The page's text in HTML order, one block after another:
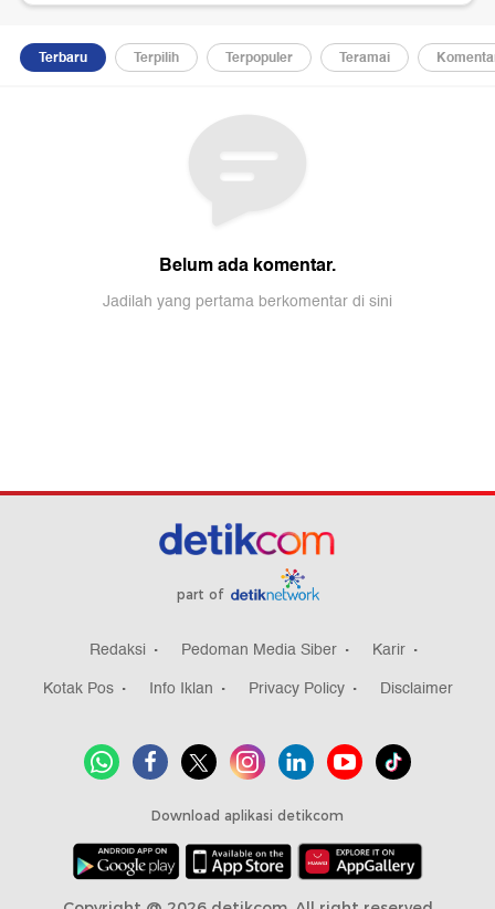
part of
Redaksi Pedoman Media Siber
Karir
Kotak Pos
Info Iklan Privacy Policy Disclaimer
Download aplikasi detikcom